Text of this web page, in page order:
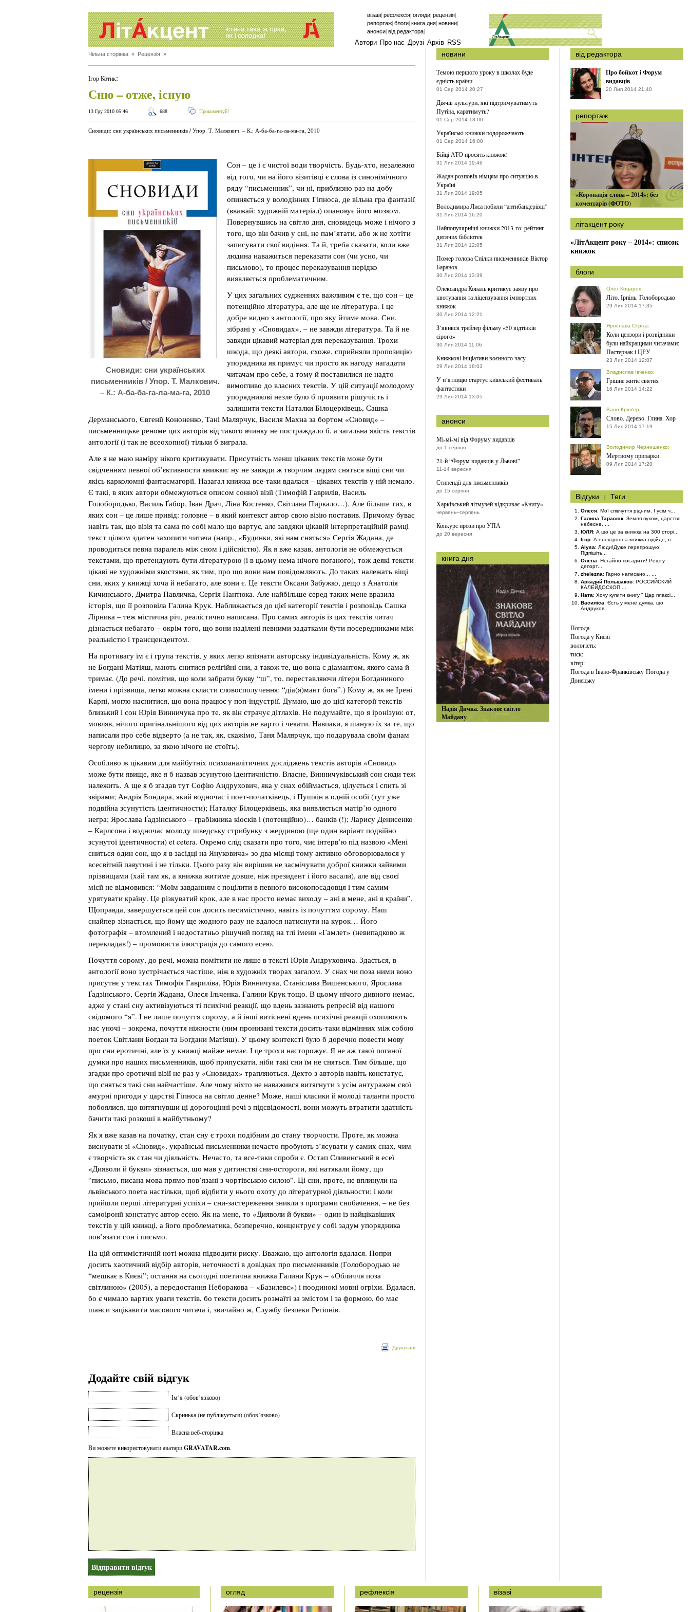
візаві| рефлексія| огляди| рецензія|
репортаж| блоги| книга дня| новини|
анонси| від редактора|
Автори Про нас Друзі Архів RSS
Чільна сторінка » Рецензія »
Ігор Котик:
Сню – отже, існую
13 Гру 2010 05:46 688 Прокоментуй!
Сновиди: сни українських письменників / Упор. Т. Малкович. – К.: А-ба-ба-га-ла-ма-га, 2010
Сновиди: сни українських
письменників / Упор. Т. Малкович.
– К.: А-ба-ба-га-ла-ма-га, 2010
Сон – це і є чистої води творчість. Будь-хто, незалежно
від того, чи на його візитівці є слова із синонімічного
ряду “письменник”, чи ні, приблизно раз на добу
опиняється у володіннях Гіпноса, де вільна гра фантазії
(вважай: художній матеріал) опановує його мозком.
Повернувшись на світло дня, сновидець може і нічого з
того, що він бачив у сні, не пам’ятати, або ж не хотіти
записувати свої видіння. Та й, треба сказати, коли вже
людина наважиться переказати сон (чи усно, чи
письмово), то процес переказування нерідко
виявляється проблематичним.
У цих загальних судженнях важливим є те, що сон – це
потенційно література, але ще не література. І це
добре видно з антології, про яку йтиме мова. Сни,
зібрані у «Сновидах», – не завжди література. Та й не
завжди цікавий матеріал для переказування. Трохи
шкода, що деякі автори, схоже, сприйняли пропозицію
упорядника як примус чи просто як нагоду нагадати
читачам про себе, а тому й поставилися не надто
вимогливо до власних текстів. У цій ситуації молодому
упорядникові незле було б проявити рішучість і
залишити тексти Наталки Білоцерківець, Сашка
Дерманського, Євгенії Кононенко, Тані Малярчук, Василя Махна за бортом «Сновид» –
письменницьке реноме цих авторів від такого вчинку не постраждало б, а загальна якість текстів
антології (і так не всеохопної) тільки б виграла.
Але я не маю наміру нікого критикувати. Присутність менш цікавих текстів може бути
свідченням певної об’єктивности книжки: ну не завжди ж творчим людям сняться віщі сни чи
якісь карколомні фантасмагорії. Назагал книжка все-таки вдалася – цікавих текстів у ній немало.
Є такі, в яких автори обмежуються описом сонної візії (Тимофій Гаврилів, Василь
Голобородько, Василь Ґабор, Іван Драч, Ліна Костенко, Світлана Пиркало…). Але більше тих, в
яких сон – це лише привід: головне – в який контекст автор свою візію поставив. Причому буває
навіть так, що візія та сама по собі мало що вартує, але завдяки цікавій інтерпретаційній рамці
текст цілком здатен захопити читача (напр., «Будинки, які нам сняться» Сергія Жадана, де
проводиться певна паралель між сном і дійсністю). Як я вже казав, антологія не обмежується
текстами, що претендують бути літературою (і в цьому нема нічого поганого), тож деякі тексти
цікаві не художніми якостями, як тим, про що вони нам повідомляють. До таких належать віщі
сни, яких у книжці хоча й небагато, але вони є. Це тексти Оксани Забужко, дещо з Анатолія
Кичинського, Дмитра Павличка, Сергія Пантюка. Але найбільше серед таких мене вразила
історія, що її розповіла Галина Крук. Наближається до цієї категорії текстів і розповідь Сашка
Лірника – теж містична річ, реалістично написана. Про самих авторів із цих текстів читач
дізнається небагато – окрім того, що вони наділені певними задатками бути посередниками між
реальністю і трансцендентом.
На противагу їм є і група текстів, у яких легко впізнати авторську індивідуальність. Кому ж, як
не Богдані Матіяш, мають снитися релігійні сни, а також те, що вона є діамантом, якого сама й
тримає. (До речі, помітив, що коли забрати букву “ш”, то, переставляючи літери Богданиного
імени і прізвища, легко можна скласти словосполучення: “діа(я)мант бога”.) Кому ж, як не Ірені
Карпі, могло наснитися, що вона працює у поп-індустрії. Думаю, що до цієї категорії текстів
близький і сон Юрія Винничука про те, як він страчує дітлахів. Не подумайте, що я іронізую: от,
мовляв, нічого оригінальнішого від цих авторів не варто і чекати. Навпаки, я шаную їх за те, що
написали про себе відверто (а не так, як, скажімо, Таня Малярчук, що подарувала своїм фанам
чергову небилицю, за якою нічого не стоїть).
Особливо ж цікавим для майбутніх психоаналітичних досліджень текстів авторів «Сновид»
може бути явище, яке я б назвав зсунутою ідентичністю. Власне, Винничуківський сон сюди теж
належить. А ще я б згадав тут Софію Андрухович, яка у снах обіймається, цілується і спить зі
звірами; Андрія Бондара, який водночас і поет-початківець, і Пушкін в одній особі (тут уже
подвійна зсунутість ідентичности); Наталку Білоцерківець, яка виявляється матір’ю одного
негра; Ярослава Ґадзінського – грабіжника кіосків і (потенційно)… банків (!); Ларису Денисенко
– Карлсона і водночас молоду шведську стрибунку з жердиною (ще один варіант подвійно
зсунутої ідентичности) et cetera. Окремо слід сказати про того, чиє інтерв’ю під назвою «Мені
сниться один сон, що я в засідці на Януковича» зо два місяці тому активно обговорювалося у
всесвітній павутині і не тільки. Цього разу він вирішив не засмічувати доброї книжки зайвими
прізвищами (хай там як, а книжка житиме довше, ніж президент і його васали), але від своєї
місії не відмовився: “Моїм завданням є поцілити в певного високопосадовця і тим самим
урятувати країну. Це різкуватий крок, але в нас просто немає виходу – ані в мене, ані в країни”.
Щоправда, завершується цей сон досить песимістично, навіть із почуттям сорому. Наш
снайпер зізнається, що йому ще жодного разу не вдалося натиснути на курок… Його
фотографія – втомлений і недостатньо рішучий погляд на тлі імени «Гамлет» (невипадково ж
перекладав!) – промовиста ілюстрація до самого есею.
Почуття сорому, до речі, можна помітити не лише в тексті Юрія Андруховича. Здається, в
антології воно зустрічається частіше, ніж в художніх творах загалом. У снах чи поза ними воно
присутнє у текстах Тимофія Гавриліва, Юрія Винничука, Станіслава Вишенського, Ярослава
Ґадзінського, Сергія Жадана, Олеся Ільченка, Галини Крук тощо. В цьому нічого дивного немає,
адже у стані сну активізуються ті психічні реакції, що вдень зазнають репресій від нашого
свідомого “я”. І не лише почуття сорому, а й інші витіснені вдень психічні реакції охоплюють
нас уночі – зокрема, почуття ніжности (ним пронизані тексти досить-таки відмінних між собою
поеток Світлани Богдан та Богдани Матіяш). У цьому контексті було б доречно повести мову
про сни еротичні, але їх у книжці майже немає. І це трохи насторожує. Я не аж такої поганої
думки про наших письменників, щоб припускати, ніби такі сни їм не сняться. Тим більше, що
згадки про еротичні візії не раз у «Сновидах» трапляються. Дехто з авторів навіть констатує,
що сняться такі сни найчастіше. Але чому ніхто не наважився витягнути з усім антуражем свої
амурні пригоди у царстві Гіпноса на світло денне? Може, наші класики й молоді таланти просто
побоялися, що витягнувши ці дорогоцінні речі з підсвідомості, вони можуть втратити здатність
бачити такі розкоші в майбутньому?
Як я вже казав на початку, стан сну є трохи подібним до стану творчости. Проте, як можна
виснувати зі «Сновид», українські письменники нечасто пробують з’ясувати у самих снах, чим
є творчість як стан чи діяльність. Нечасто, та все-таки спроби є. Остап Сливинський в есеї
«Дияволи й букви» зізнається, що мав у дитинстві сни-остороги, які натякали йому, що
“письмо, писана мова прямо пов’язані з чортівською силою”. Ці сни, проте, не вплинули на
львівського поета настільки, щоб відбити у нього охоту до літературної діяльности; і коли
прийшли перші літературні успіхи – сни-застереження зникли з програми снобачення, – не без
самоіронії констатує автор есею. Як на мене, то «Дияволи й букви» – один із найцікавіших
текстів у цій книжці, а його проблематика, безперечно, концентрує у собі задум упорядника
пов’язати сон і письмо.
На цій оптимістичній ноті можна підводити риску. Вважаю, що антологія вдалася. Попри
досить хаотичний відбір авторів, неточності в довідках про письменників (Голобородько не
“мешкає в Києві”; остання на сьогодні поетична книжка Галини Крук – «Обличчя поза
світлиною» (2005), а передостання Неборакова – «Базилевс») і поодинокі мовні огріхи. Вдалася,
бо є чимало вартих уваги текстів, бо тексти досить розмаїті за змістом і за формою, бо має
шанси зацікавити масового читача і, звичайно ж, Службу безпеки Регіонів.
Друкувати
Додайте свій відгук
Ім’я (обов’язково)
Скринька (не публікується) (обов’язково)
Власна веб-сторінка
Ви можете використовувати аватариGRAVATAR.com.
новини
Темою першого уроку в школах буде
єдність країни
01 Сер 2014 20:27
Діячів культури, які підтримуватимуть
Путіна, каратимуть?
01 Сер 2014 18:00
Українські книжки подорожчають
01 Сер 2014 16:00
Бійці АТО просять книжок!
31 Лип 2014 19:46
Жадан розповів німцям про ситуацію в
Україні
31 Лип 2014 19:05
Володимира Лиса побили “антибандерівці”
31 Лип 2014 16:20
Найпопулярніші книжки 2013-го: рейтинг
дитячих бібліотек
31 Лип 2014 12:05
Помер голова Спілки письменників Віктор
Баранов
30 Лип 2014 13:39
Олександра Коваль критикує заяву про
квотування та ліцензування імпортних
книжок
30 Лип 2014 12:21
З’явився трейлер фільму «50 відтінків
сірого»
30 Лип 2014 11:06
Книжкові ініціативи воєнного часу
29 Лип 2014 18:03
У п’ятницю стартує київський фестиваль
фантастики
29 Лип 2014 13:05
анонси
Мі-мі-мі від Форуму видавців
до 1 серпня
21-й “Форум видавців у Львові”
11-14 вересня
Стипендії для письменників
до 15 серпня
Харківський літмузей відкриває «Книгу»
червень–серпень
Конкурс прози про УПА
до 20 вересня
книга дня
Надія Дичка. Знакове світло
Майдану
від редактора
Про бойкот і Форум
видавців
20 Лип 2014 21:40
репортаж
«Коронація слова – 2014»: без
коментарів (ФОТО)
літакцент року
«ЛітАкцент року – 2014»: список
книжок
блоги
Олег Коцарев:
Літо. Ірпінь. Голобородько
29 Лип 2014 17:35
Ярослава Стріха:
Коли цензори і розвідники
були найкращими читачами:
Пастернак і ЦРУ
23 Лип 2014 12:07
Владислав Івченко:
Грішне житіє святих
16 Лип 2014 14:22
Вано Крюґер:
Слово. Дерево. Глина. Хор
15 Лип 2014 17:19
Володимир Чернишенко:
Мертвому припарки
09 Лип 2014 17:20
Відгуки | Теги
Олеся: Мої співчуття рідним. І усім ч...
Галина Тарасюк: Земля пухом, царство
небесне, ...
ЮЛЯ: А що це за книжка на 300 сторі...
Ігор: А електронна книжка підійде, я...
Alysa: Люди!Дуже перепрошую!
Підпішіть...
Олена: Негайно посадити! Решту
депорт...
zhelezna: Гарно написано... ...
Аркадий Польшаков: РОССИЙСКИЙ
КАЛЕЙДОСКОП ...
Ната: Хочу купити книгу " Цар плаксі...
Василіса: Єсть у мене думка, що
Андрухов...
Погода
Погода уКиєві
вологість:
тиск:
вітер:
Погода в Івано-Франківську Погода у
Донецьку
рецензія огляд рефлексія візаві